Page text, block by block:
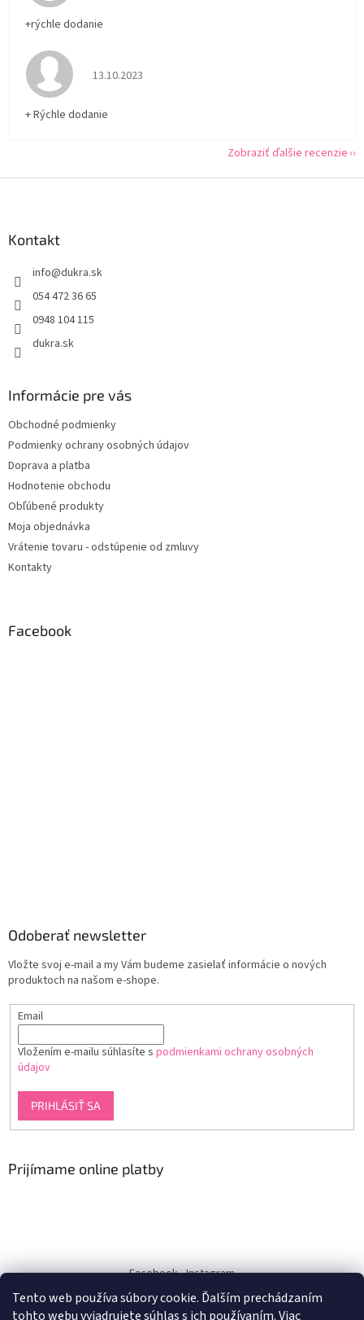
Tento web používa súbory cookie. Ďalším prechádzaním
tohto webu vyjadrujete súhlas s ich používaním. Viac
+rýchle dodanie
Hodnotenie obchodu je 5 z 5 hviezdičiek.
13.10.2023
+ Rýchle dodanie
Zobraziť ďalšie recenzie
Kontakt
info@dukra.sk
054 472 36 65
0948 104 115
dukra.sk
Informácie pre vás
Obchodné podmienky
Podmienky ochrany osobných údajov
Doprava a platba
Hodnotenie obchodu
Obľúbené produkty
Moja objednávka
Vrátenie tovaru - odstúpenie od zmluvy
Kontakty
Facebook
Odoberať newsletter
Vložte svoj e-mail a my Vám budeme zasielať informácie o nových
produktoch na našom e-shope.
Email
Vložením e-mailu súhlasíte s podmienkami ochrany osobných
údajov
PRIHLÁSIŤ SA
Prijímame online platby
Facebook Instagram
dukra-white